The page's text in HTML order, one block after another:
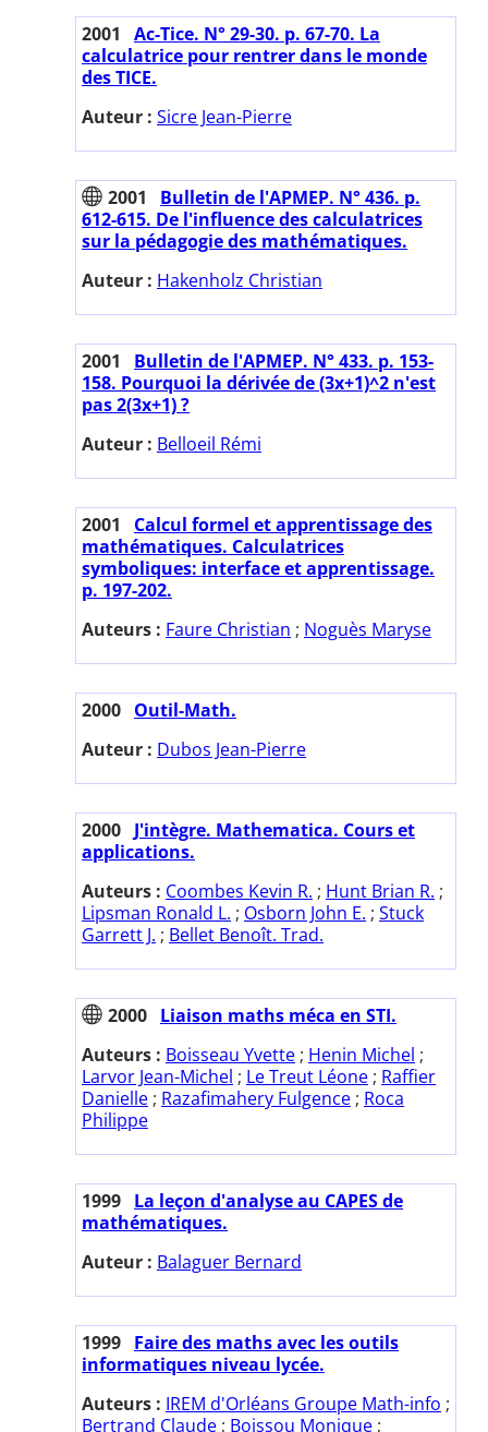
2001
Ac-Tice. N° 29-30. p. 67-70. La
calculatrice pour rentrer dans le monde
des TICE.
Auteur : Sicre Jean-Pierre
2001
Bulletin de l'APMEP. N° 436. p.
612-615. De l'influence des calculatrices
sur la pédagogie des mathématiques.
Auteur : Hakenholz Christian
2001
Bulletin de l'APMEP. N° 433. p. 153-
158. Pourquoi la dérivée de (3x+1)^2 n'est
pas 2(3x+1) ?
Auteur : Belloeil Rémi
2001
Calcul formel et apprentissage des
mathématiques. Calculatrices
symboliques: interface et apprentissage.
p. 197-202.
Auteurs : Faure Christian ; Noguès Maryse
2000 Outil-Math.
Auteur : Dubos Jean-Pierre
2000 J'intègre. Mathematica. Cours et
applications.
Auteurs : Coombes Kevin R. ; Hunt Brian R. ;
Lipsman Ronald L. ; Osborn John E. ; Stuck
Garrett J. ; Bellet Benoît. Trad.
2000 Liaison maths méca en STI.
Auteurs : Boisseau Yvette ; Henin Michel ;
Larvor Jean-Michel ; Le Treut Léone ; Raffier
Danielle ; Razafimahery Fulgence ; Roca
Philippe
1999 La leçon d'analyse au CAPES de
mathématiques.
Auteur : Balaguer Bernard
1999 Faire des maths avec les outils
informatiques niveau lycée.
Auteurs : IREM d'Orléans Groupe Math-info ;
Bertrand Claude ; Boissou Monique ;